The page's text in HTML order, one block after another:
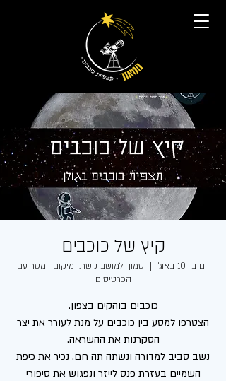
קיץ של כוכבים
יום ב׳, 10 באוג׳
  |
סמוך למושב קשת. מיקום יימסר עם
הכרטיסים
הצטרפו למסע בין כוכבים על מנת לעורר את יצר
נשב סביב למדורה ונשתה תה חם. נכיר את כיפת
השמיים בעזרת פנס לייזר ונפגוש את סיפורי